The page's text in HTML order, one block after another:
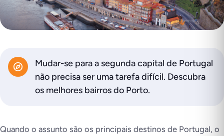
Mudar-se para a segunda capital de Portugal
não precisa ser uma tarefa difícil. Descubra
os melhores bairros do Porto.
Quando o assunto são os principais destinos de Portugal, o